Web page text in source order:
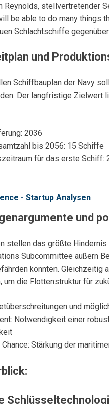
Reynolds, stellvertretender
be able to do many things
Schlachtschiffe
und
Schiffbauplan der Navy
Der langfristige Zielwert
2036
bis 2056: 15 Schiffe
für das erste Schiff:
und
stellen das größte
Subcommittee äußern
könnten.
um die Flottenstruktur für
und
Notwendigkeit einer
Stärkung der